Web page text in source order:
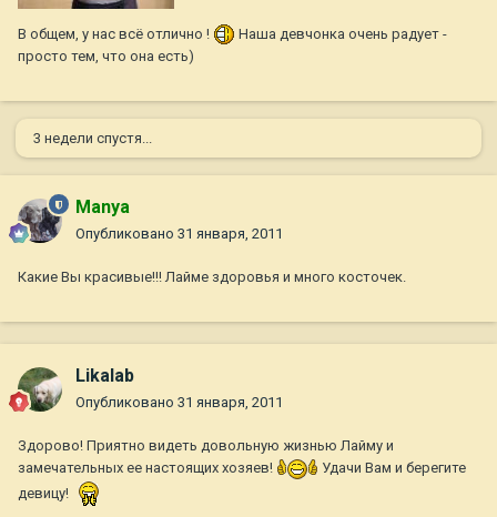
В общем, у нас всё отлично !
Наша девчонка очень радует -
просто тем, что она есть)
3 недели спустя...
Manya
Опубликовано 31 января, 2011
Какие Вы красивые!!! Лайме здоровья и много косточек.
Likalab
Опубликовано 31 января, 2011
Здорово! Приятно видеть довольную жизнью Лайму и
замечательных ее настоящих хозяев!
Удачи Вам и берегите
девицу!